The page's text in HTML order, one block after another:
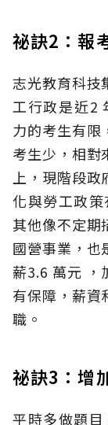
祕訣2：報
志光教育科技
工行政是近2
力的考生有限
考生少，相對
上，現階段
化與勞工政
其他像不定期
國營事業，也
薪3.6 萬元 ，
有保障，薪資
職。
祕訣3：增
平時多做題